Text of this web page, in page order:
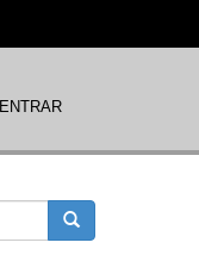
ENTRAR